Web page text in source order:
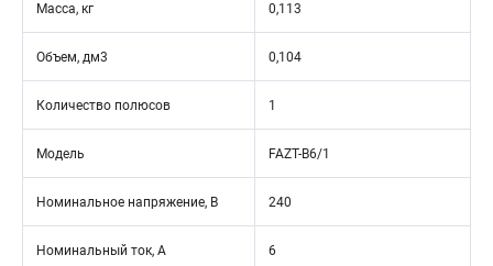
Масса, кг 0,113
Объем, дм3 0,104
Количество полюсов 1
Модель FAZT-B6/1
Номинальное напряжение, В 240
Номинальный ток, А 6